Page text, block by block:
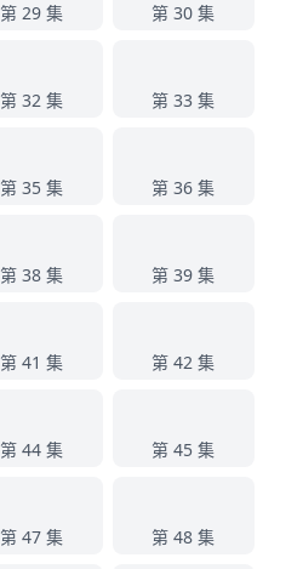
第 29 集 第 30 集
第 32 集 第 33 集
第 35 集 第 36 集
第 38 集 第 39 集
第 41 集 第 42 集
第 44 集 第 45 集
第 47 集 第 48 集